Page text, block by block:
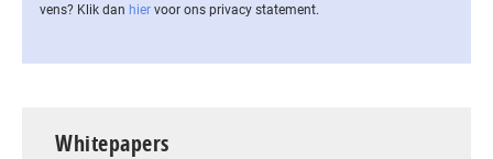
vens? Klik dan hier voor ons privacy statement.
Whitepapers